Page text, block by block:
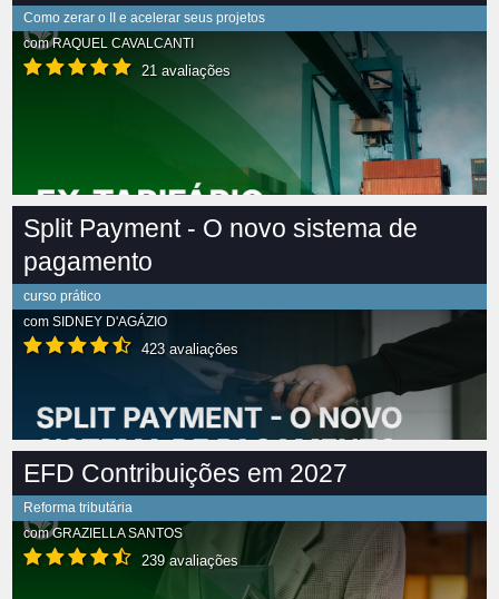
Como zerar o II e acelerar seus projetos
comRAQUEL CAVALCANTI
21 avaliações
Split Payment - O novo sistema de
pagamento
curso prático
com SIDNEY D'AGÁZIO
423 avaliações
EFD Contribuições em 2027
Reforma tributária
comGRAZIELLA SANTOS
239 avaliações